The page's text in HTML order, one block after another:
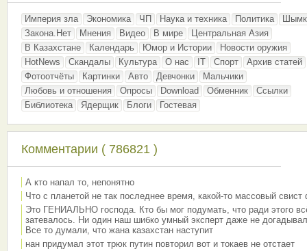
Империя зла Экономика ЧП Наука и техника Политика
Закона.Нет
Мнения Видео В мире
Центральная Азия
В Казахстане
Календарь Юмор и Истории
Новости оружия
HotNews
Скандалы Культура О нас IT Спорт
Архив статей
Фотоотчёты
Картинки Авто Девчонки
Мальчики
Любовь и отношения
Опросы Download Обменник
Ссылки
Библиотека
Ядерщик Блоги Гостевая
Комментарии ( 786821 )
А кто напал то, непонятно
Что с планетой не так последнее время, какой-то массовый свист
Это ГЕНИАЛЬНО господа. Кто бы мог подумать, что ради этого
затевалось. Ни один наш шибко умный эксперт даже не
Все то думали, что жана казахстан наступит
нан придумал этот трюк путин повторил вот и токаев не отстает